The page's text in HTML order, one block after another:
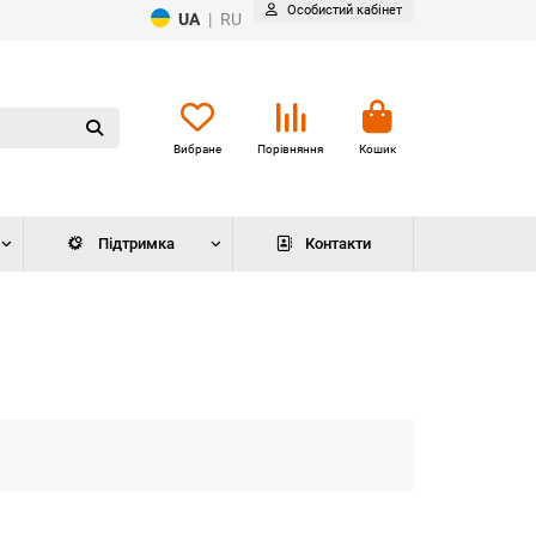
UA | RU Особистий кабінет
Вибране Порівняння Кошик
Підтримка Контакти